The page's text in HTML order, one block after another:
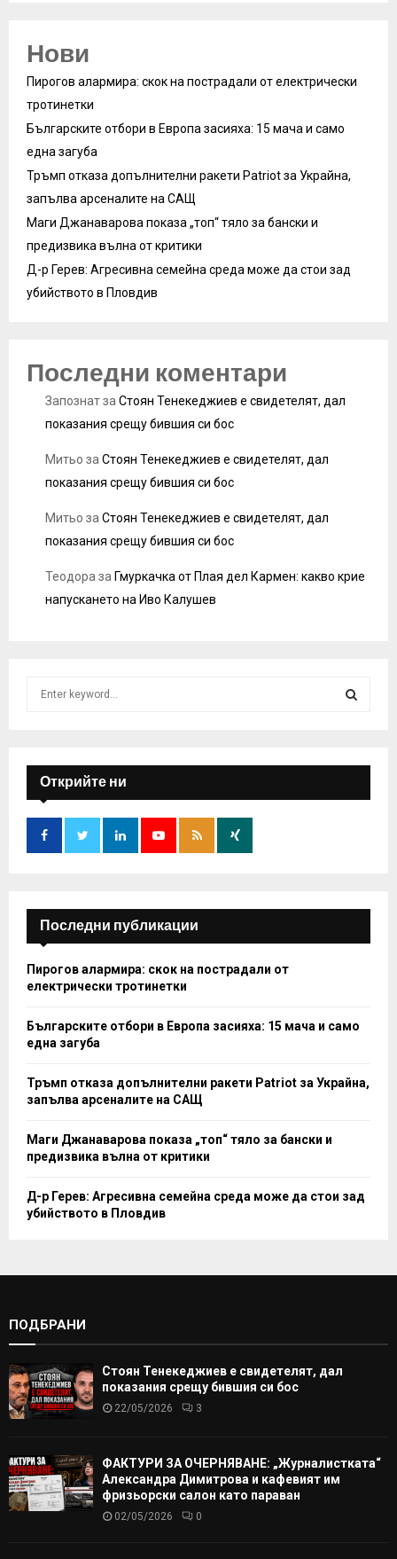
Нови
Пирогов алармира: скок на пострадали от електрически
тротинетки
Българските отбори в Европа засияха: 15 мача и само
една загуба
Тръмп отказа допълнителни ракети Patriot за Украйна,
запълва арсеналите на САЩ
Маги Джанаварова показа „топ“ тяло за бански и
предизвика вълна от критики
Д-р Герев: Агресивна семейна среда може да стои зад
убийството в Пловдив
Последни коментари
Запознатза Стоян Тенекеджиев е свидетелят, дал
показания срещу бившия си бос
Митьо за Стоян Тенекеджиев е свидетелят, дал
показания срещу бившия си бос
Митьо за Стоян Тенекеджиев е свидетелят, дал
показания срещу бившия си бос
Теодора за Гмуркачка от Плая дел Кармен: какво крие
напускането на Иво Калушев
f
o
:
E
A
H
Открийте ни
Последни публикации
Пирогов алармира: скок на пострадали от
електрически тротинетки
Българските отбори в Европа засияха: 15 мача и само
една загуба
Тръмп отказа допълнителни ракети Patriot за Украйна,
запълва арсеналите на САЩ
Маги Джанаварова показа „топ“ тяло за бански и
предизвика вълна от критики
Д-р Герев: Агресивна семейна среда може да стои зад
убийството в Пловдив
ПОДБРАНИ
Стоян Тенекеджиев е свидетелят, дал
показания срещу бившия си бос
22/05/2026 3
ФАКТУРИ ЗА ОЧЕРНЯВАНЕ: „Журналистката“
Александра Димитрова и кафевият им
фризьорски салон като параван
02/05/2026 0